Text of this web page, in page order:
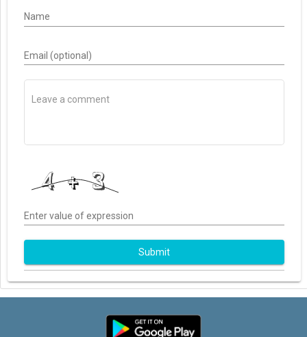
Name
Email (optional)
Enter value of expression
Submit